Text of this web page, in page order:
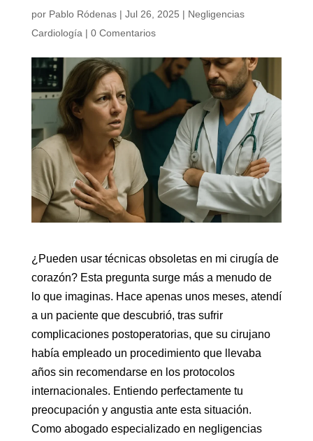
por Pablo Ródenas| Jul 26, 2025 | Negligencias
Cardiología | 0 Comentarios
¿Pueden usar técnicas obsoletas en mi cirugía de
corazón? Esta pregunta surge más a menudo de
lo que imaginas. Hace apenas unos meses, atendí
a un paciente que descubrió, tras sufrir
complicaciones postoperatorias, que su cirujano
había empleado un procedimiento que llevaba
años sin recomendarse en los protocolos
internacionales. Entiendo perfectamente tu
preocupación y angustia ante esta situación.
Como abogado especializado en negligencias